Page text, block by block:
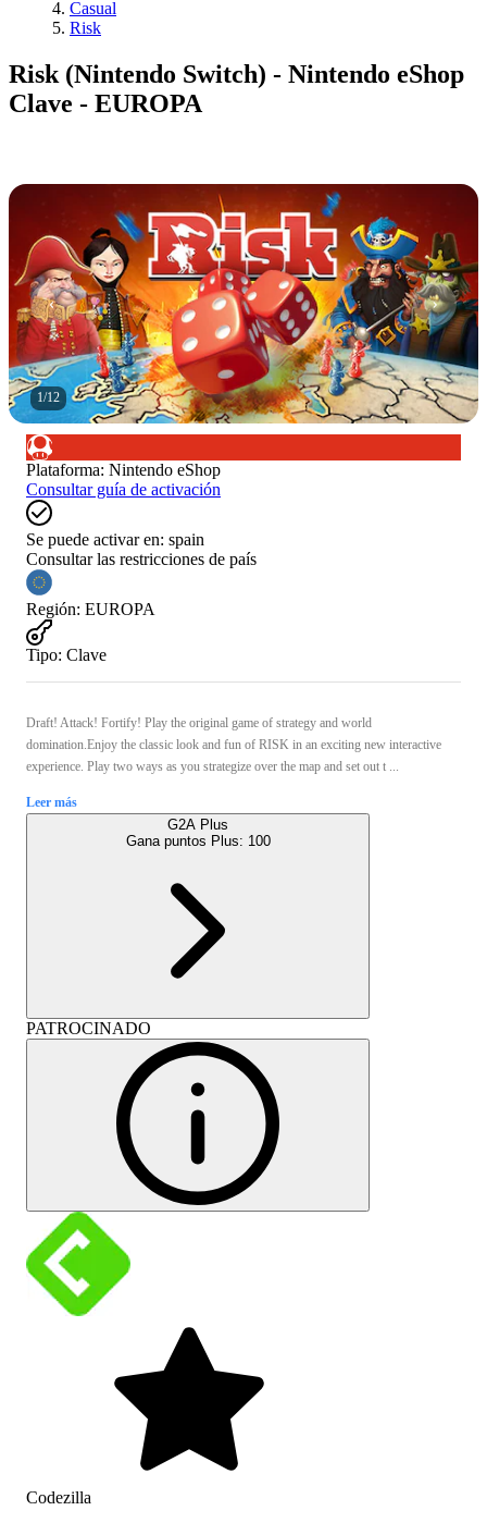
Casual
Risk
Risk (Nintendo Switch) - Nintendo eShop
Clave - EUROPA
1/12
Plataforma: Nintendo eShop
Consultar guía de activación
Se puede activar en: spain
Consultar las restricciones de país
Región: EUROPA
Tipo: Clave
Draft! Attack! Fortify! Play the original game of strategy and world
domination.Enjoy the classic look and fun of RISK in an exciting new interactive
experience. Play two ways as you strategize over the map and set out t ...
Leer más
G2A Plus
Gana puntos Plus: 100
PATROCINADO
Codezilla